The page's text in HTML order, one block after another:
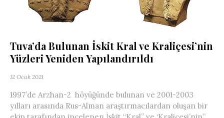
Tuva’da Bulunan İskit Kral ve Kraliçesi’nin
Yüzleri Yeniden Yapılandırıldı
12 Ocak 2021
1997’de Arzhan-2 höyüğünde bulunan ve 2001-2003
yılları arasında Rus-Alman araştırmacılardan oluşan bir